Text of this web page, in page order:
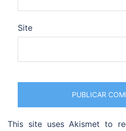
Site
This site uses Akismet to